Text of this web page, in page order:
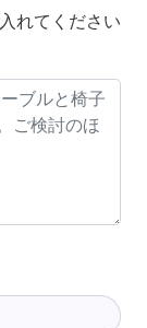
れてください